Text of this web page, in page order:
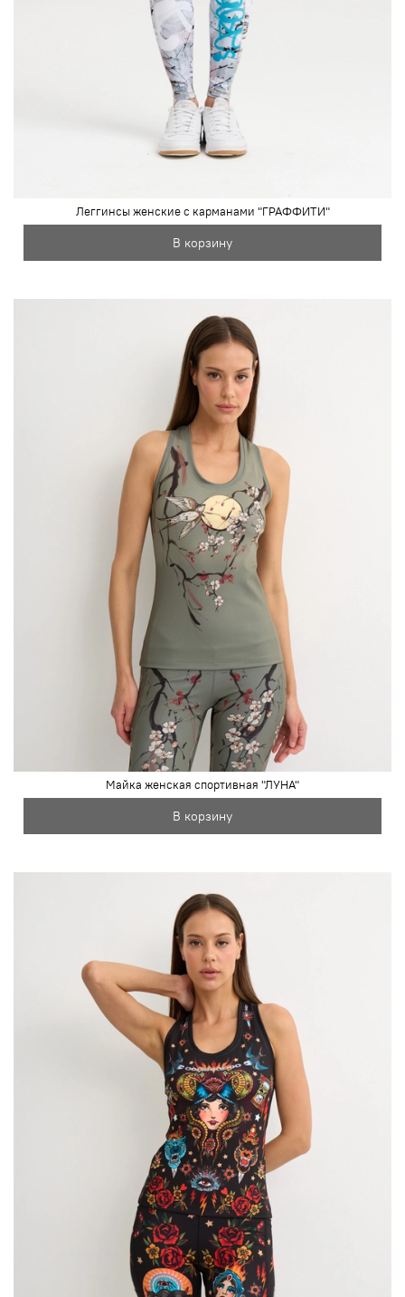
Леггинсы женские с карманами "ГРАФФИТИ"
В корзину
Майка женская спортивная "ЛУНА"
В корзину